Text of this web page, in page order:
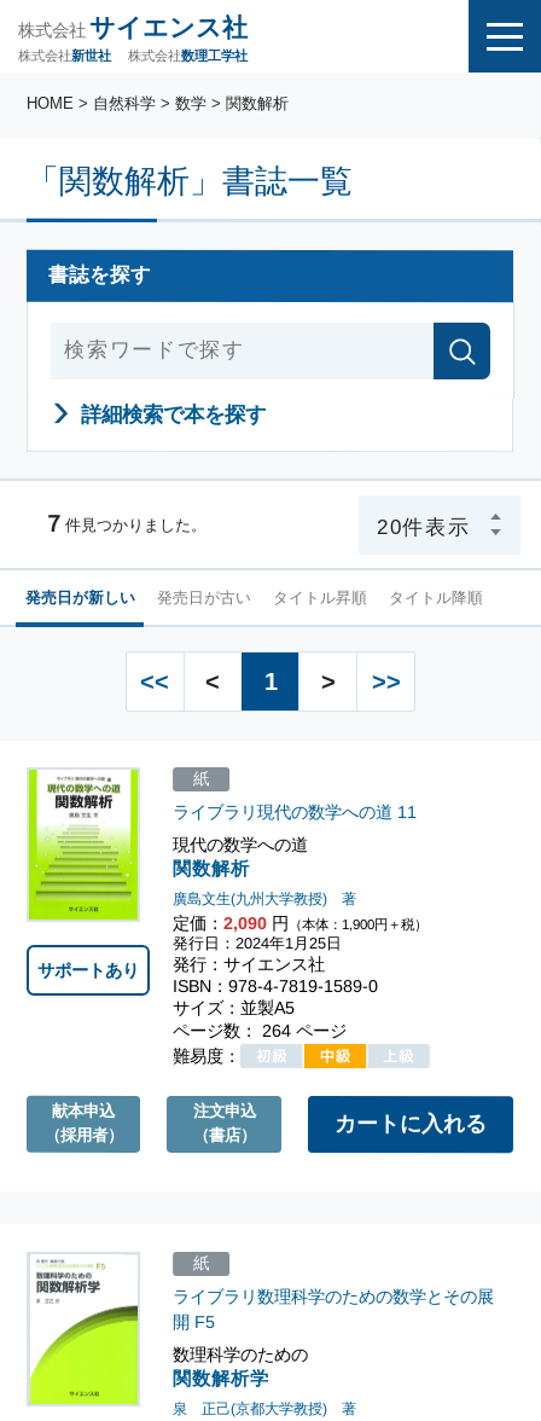
株式会社 サイエンス社
株式会社新世社 株式会社数理工学社
「関数解析」書誌一覧
HOME > 自然科学 > 数学 > 関数解析
書誌を探す
詳細検索で本を探す
７ 件見つかりました。
発売日が新しい 発売日が古い タイトル昇順 タイトル降順
<< < 1 > >>
現代の数学への道
関数解析
ライブラリ現代の数学への道 11
廣島文生(九州大学教授) 著
定価： 2,090円 （本体：1,900円＋税）
紙
発行日：2024年1月25日
発行：サイエンス社
ISBN：978-4-7819-1589-0
サイズ：並製A5
ページ数： 264 ページ
難易度：
サポートあり
献本申込
（採用者）
注文申込
（書店）
数理科学のための
関数解析学
ライブラリ数理科学のための数学とその展
開F5
泉 正己(京都大学教授) 著
紙